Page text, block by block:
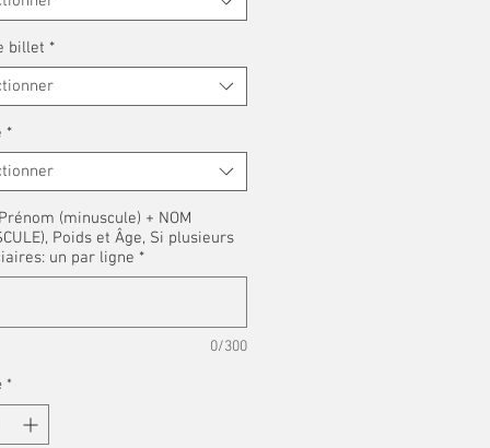
billet *
*
(minuscule) + NOM
Poids et Âge, Si plusieurs
un par ligne *
0/300
*